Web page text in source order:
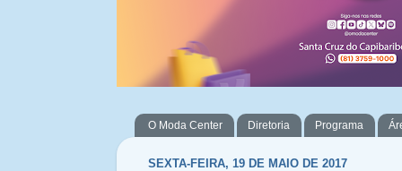
O Moda Center Diretoria Programa
SEXTA-FEIRA, 19 DE MAIO DE 2017